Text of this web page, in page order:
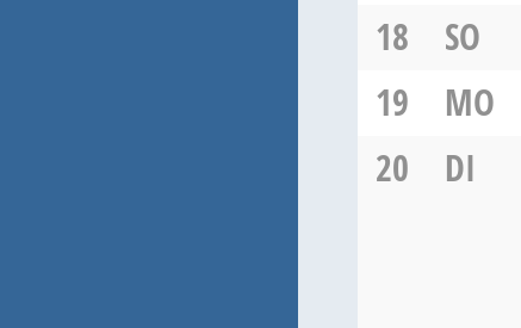
18
SO
19
MO
20
DI